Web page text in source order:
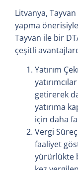
Litvanya,
yapma
Tayvan ile bir
çeşitli
Yatırım
getirerek
yatırıma
için daha
Vergi
faaliyet
yürürlükte